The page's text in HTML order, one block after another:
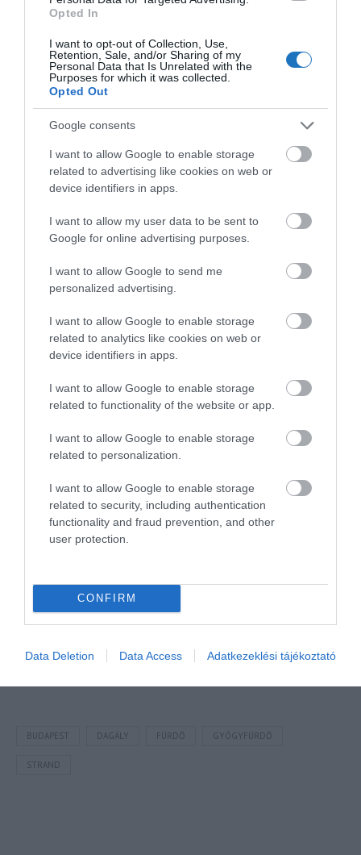
Opted In
I want to opt-out of Collection, Use,
Retention, Sale, and/or Sharing of my
Personal Data that Is Unrelated with the
Purposes for which it was collected.
Opted Out
Google consents
I want to allow Google to enable storage
related to advertising like cookies on web or
device identifiers in apps.
I want to allow my user data to be sent to
Google for online advertising purposes.
I want to allow Google to send me
personalized advertising.
I want to allow Google to enable storage
related to analytics like cookies on web or
device identifiers in apps.
I want to allow Google to enable storage
related to functionality of the website or app.
I want to allow Google to enable storage
related to personalization.
I want to allow Google to enable storage
related to security, including authentication
functionality and fraud prevention, and other
user protection.
CONFIRM
Data Deletion Data Access Adatkezeklési tájékoztató
lehetne 1-2 fokkal melegebb a vize ! – de van, hogy a
hideg miatt a 25 méteres sátrasat választottam
régebben. Jó lenne ha a jövőben is választani lehetne.”
medencét!!! Ez nagyon fontos lenne! A kinti úszásért
járok télen is a Dagályba.
Elküldtem a fürdő vezetésének a kérdéseimet arról,
hogy mi várható, milyen lesz a Dagály fürdő télen.
Amint válaszolnak, közzéteszem.
Érdekelnek a fürdős, wellness és utazós témák?
Csatlakozzcsoportunkhoz, ahol folyamatosan
értesülhetsz fürdős eseményekről és sok-
utazós témáról is. Mi az, amiért szereted a
Dagály fürdőt? Írd meg!
hasznos és egyre minőségibb tartalmakat tehessek
közzé. Hálás köszönet érte, ha méltónak találod rá a
Spabook-ot!
Fürdőbaráti üdvözlettel,
Mr Spabook
biztosította.
BUDAPEST DAGÁLY FÜRDŐ GYÓGYFÜRDŐ
STRAND